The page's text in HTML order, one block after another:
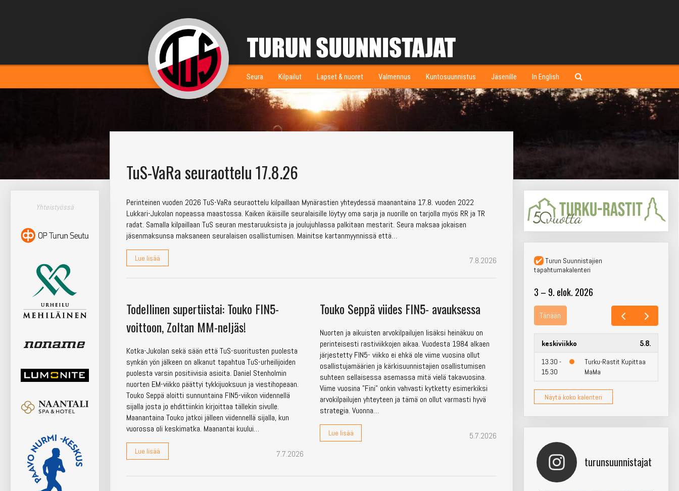
Seura Kilpailut Lapset & nuoret Valmennus Kuntosuunnistus Jäsenille In English
TuS-VaRa seuraottelu 17.8.26
Perinteinen vuoden 2026 TuS-VaRa seuraottelu kilpaillaan Mynärastien yhteydessä maanantaina 17.8. vuoden 2022
Lukkari-Jukolan nopeassa maastossa. Kaiken ikäisille seuralaisille löytyy oma sarja ja nuorille on tarjolla myös RR ja TR
radat. Samalla kilpaillaan TuS seuran mestaruuksista ja joulujuhlassa palkitaan mestarit. Seura maksaa jokaisen
jäsenmaksunsa maksaneen seuralaisen osallistumisen. Mainitse kartanmyynnissä että…
Lue lisää 7.8.2026
Todellinen supertiistai: Touko FIN5-
voittoon, Zoltan MM-neljäs!
Kotka-Jukolan sekä sään että TuS-suoritusten puolesta
synkän yön jälkeen on alkanut tapahtua TuS-urheilijoiden
puolesta varsin positiivisia asioita. Daniel Stenholmin
nuorten EM-viikko päättyi tykkijuoksuun ja viestihopeaan.
Touko Seppä aloitti sunnuntaina FIN5-viikon viidennellä
sijalla josta jo ehdittiinkin kirjoittaa tällekin sivulle.
Maanantaina Touko jatkoi jälleen viidennellä sijalla, kun
vuorossa oli keskimatka. Maanantai kuului…
Lue lisää 7.7.2026
Touko Seppä viides FIN5- avauksessa
Nuorten ja aikuisten arvokilpailujen lisäksi heinäkuu on
perinteisesti rastiviikkojen aikaa. Vuodesta 1984 alkaen
järjestetty FIN5- viikko ei ehkä ole viime vuosina ollut
osallistujamäärien ja kärkisuunnistajien osallistumisen
suhteen sellaisessa asemassa mitä vielä takavuosina.
Viime vuosina ”Fini” onkin vahvasti kytketty esimerkiksi
arvokilpailujen yhteyteen ja tämä on ollut varmasti hyvä
strategia. Vuonna…
Lue lisää 5.7.2026
Turun Suunnistajien
tapahtumakalenteri
3 – 9. elok. 2026
Tänään
keskiviikko 5.8.
13.30 -
15.30
Turku-Rastit Kupittaa
MaMa
Näytä koko kalenteri
turunsuunnistajat
Yhteistyössä